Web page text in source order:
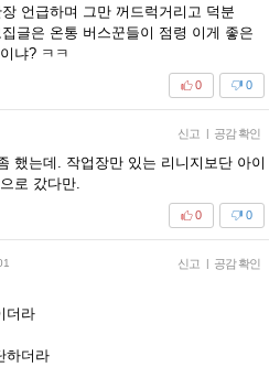
언급하며 그만 꺼드럭거리고 덕분
글은 온통 버스꾼들이 점령 이게 좋은
냐? ㅋㅋ
0
0
신고 | 공감 확인
했는데. 작업장만 있는 리니지보단 아이
로 갔다만.
0
0
신고 | 공감 확인
더라
하더라